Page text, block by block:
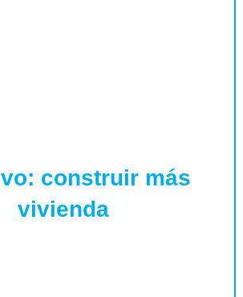
construir más
vivienda